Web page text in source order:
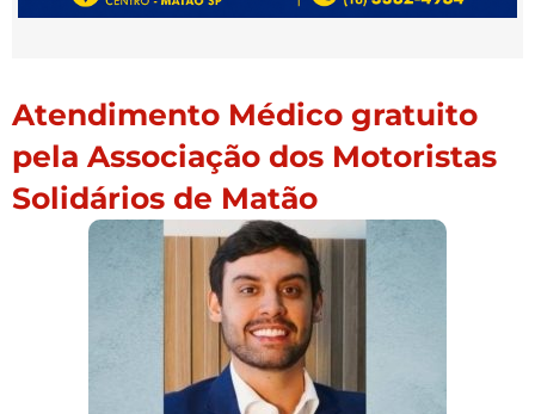
Atendimento Médico gratuito
pela Associação dos Motoristas
Solidários de Matão